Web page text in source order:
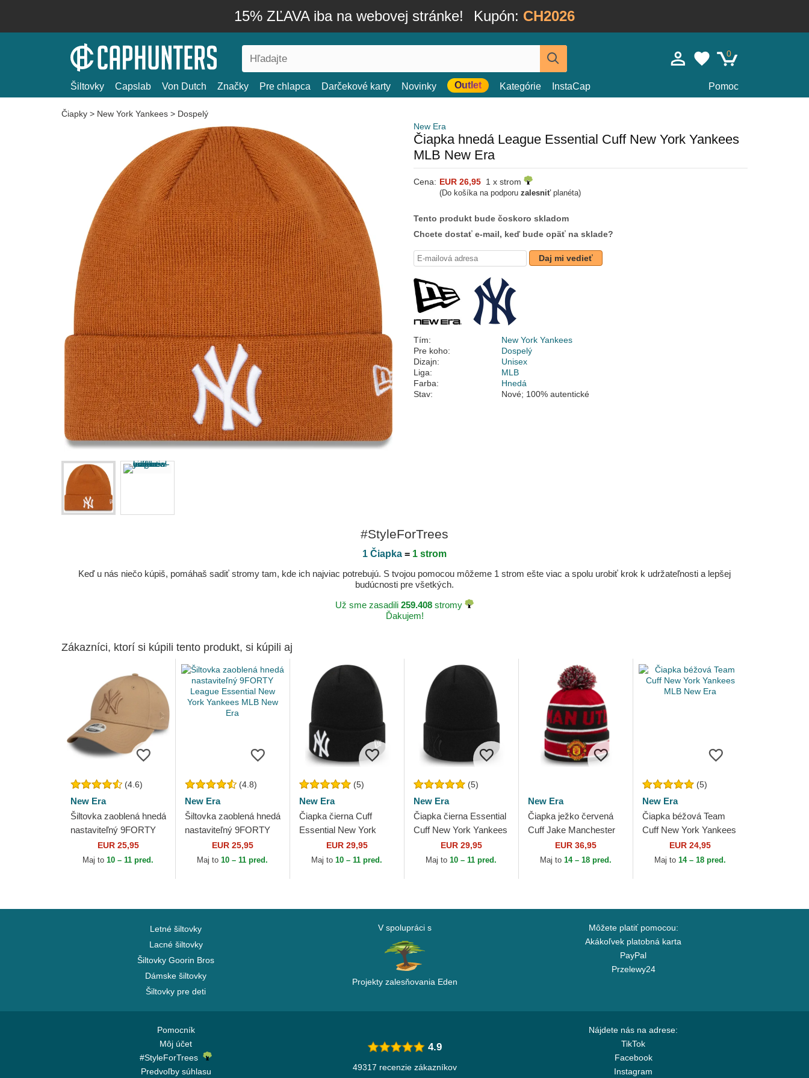
15% ZĽAVA iba na webovej stránke! Kupón: CH2026
0
Šiltovky Capslab Von Dutch Značky Pre chlapca Darčekové karty Novinky Outlet Kategórie InstaCap Pomoc
Čiapky > New York Yankees > Dospelý
New Era
Čiapka hnedá League Essential Cuff New York Yankees
MLB New Era
Cena: EUR 26,95 1 x strom
(Do košíka na podporu zalesniťplanéta)
Tento produkt bude čoskoro skladom
Chcete dostať e-mail, keď bude opäť na sklade?
Daj mi vedieť
Tím:
New York Yankees
Pre koho:
Dospelý
Dizajn:
Unisex
Liga:
MLB
Farba:
Hnedá
Stav:
Nové; 100% autentické
#StyleForTrees
1 Čiapka = 1 strom
Keď u nás niečo kúpiš, pomáhaš sadiť stromy tam, kde ich najviac potrebujú. S tvojou pomocou môžeme 1 strom ešte viac a spolu urobiť krok k udržateľnosti a lepšej
budúcnosti pre všetkých.
Už sme zasadili 259.408 stromy
Ďakujem!
Zákazníci, ktorí si kúpili tento produkt, si kúpili aj
(4.6)
New Era
Šiltovka zaoblená hnedá
nastaviteľný 9FORTY
League Essential New
York Yankees MLB
EUR 25,95
Maj to10 – 11 pred.
(4.8)
New Era
Šiltovka zaoblená hnedá
nastaviteľný 9FORTY
League Essential New
York Yankees MLB
EUR 25,95
Maj to10 – 11 pred.
(5)
New Era
Čiapka čierna Cuff
Essential New York
Yankees MLB New Era
EUR 29,95
Maj to10 – 11 pred.
(5)
New Era
Čiapka čierna Essential
Cuff New York Yankees
MLB New Era
EUR 29,95
Maj to10 – 11 pred.
New Era
Čiapka ježko červená
Cuff Jake Manchester
United Football Club
Premier League New
EUR 36,95
Maj to 14 – 18 pred.
(5)
New Era
Čiapka béžová Team
Cuff New York Yankees
MLB New Era
EUR 24,95
Maj to14 – 18 pred.
Letné šiltovky
Lacné šiltovky
Šiltovky Goorin Bros
Dámske šiltovky
Šiltovky pre deti
V spolupráci s
Projekty zalesňovania Eden
Môžete platiť pomocou:
Akákoľvek platobná karta
PayPal
Przelewy24
Pomocník
Môj účet
#StyleForTrees
Predvoľby súhlasu
Nájdete nás na adrese:
TikTok
Facebook
Instagram
4.9
49317 recenzie zákazníkov